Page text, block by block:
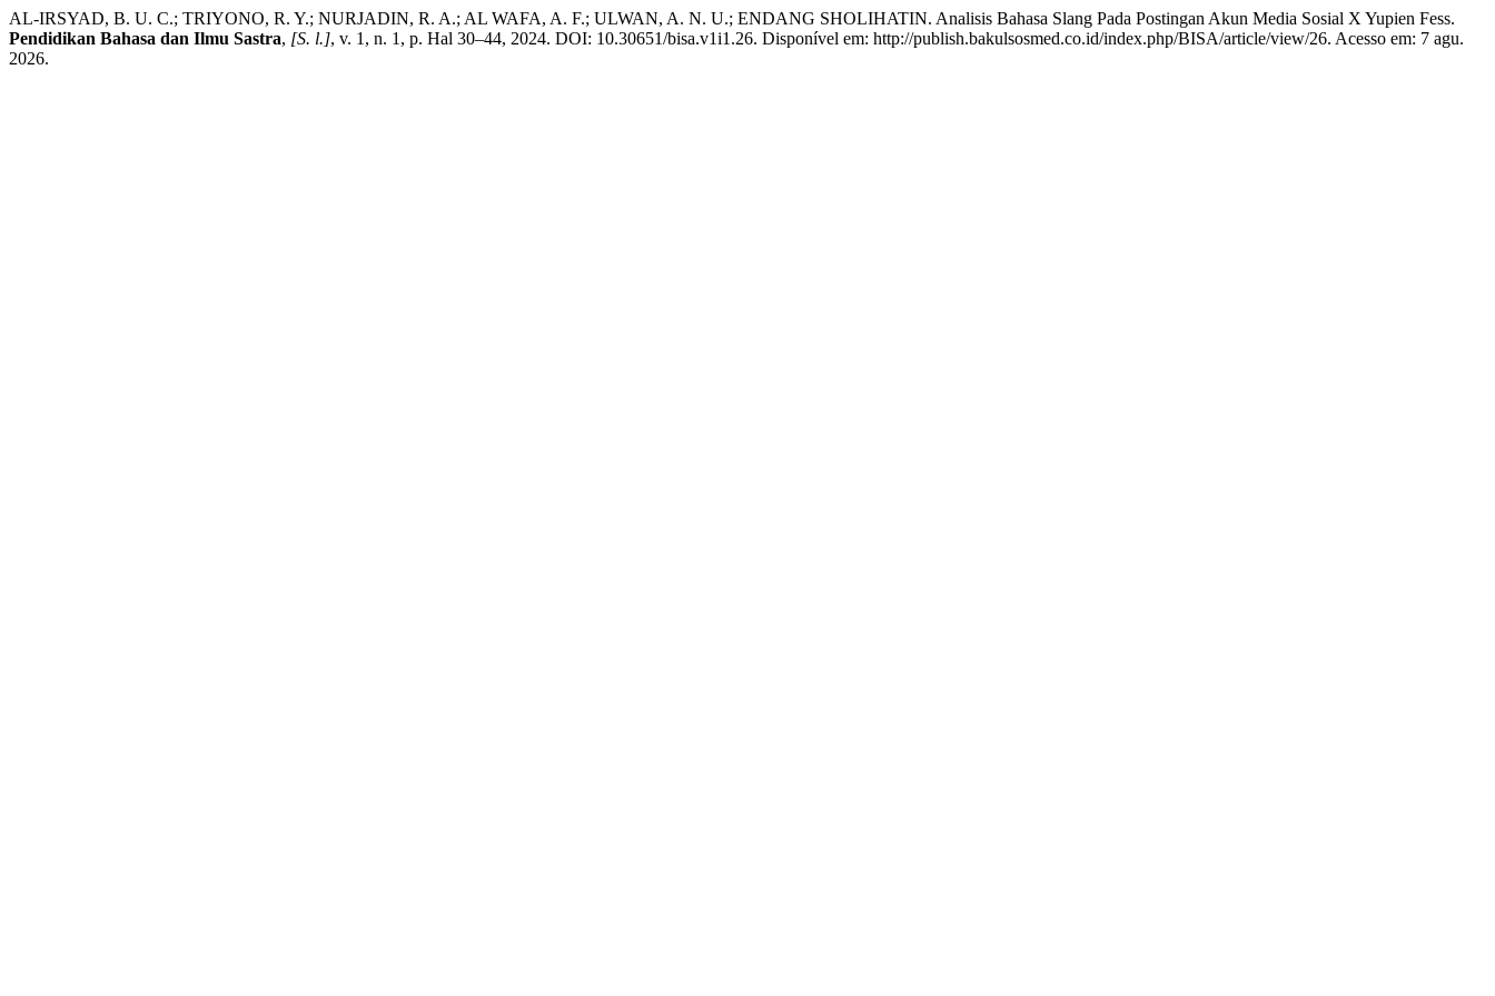
AL-IRSYAD, B. U. C.; TRIYONO, R. Y.; NURJADIN, R. A.; AL WAFA, A. F.; ULWAN, A. N. U.; ENDANG SHOLIHATIN. Analisis Bahasa Slang Pada Postingan Akun Media Sosial X Yupien Fess.
Pendidikan Bahasa dan Ilmu Sastra, [S. l.], v. 1, n. 1, p. Hal 30–44, 2024. DOI: 10.30651/bisa.v1i1.26. Disponível em: http://publish.bakulsosmed.co.id/index.php/BISA/article/view/26. Acesso em: 7 agu.
2026.